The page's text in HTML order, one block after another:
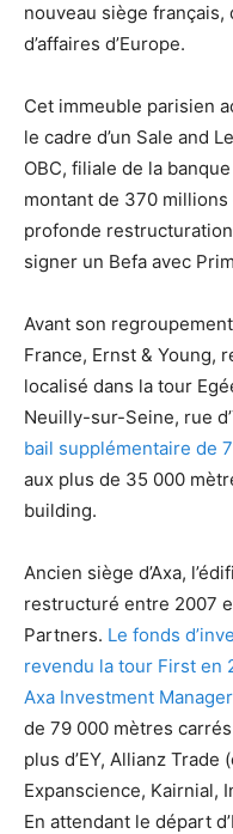
nouveau siège
d’affaires d’Europe.
Cet immeuble parisien
le cadre d’un Sale and
OBC, filiale de la
montant de 370 millions
profonde
signer un Befa avec
Avant son
France, Ernst & Young,
localisé dans la tour
Neuilly-sur-Seine, rue
bail supplémentaire de
aux plus de 35 000
building.
Ancien siège d’Axa,
restructuré entre 2007
Partners. Le fonds
revendu la tour First en
Axa Investment
de 79 000 mètres
plus d’EY, Allianz
Expanscience, Kairnial,
En attendant le départ